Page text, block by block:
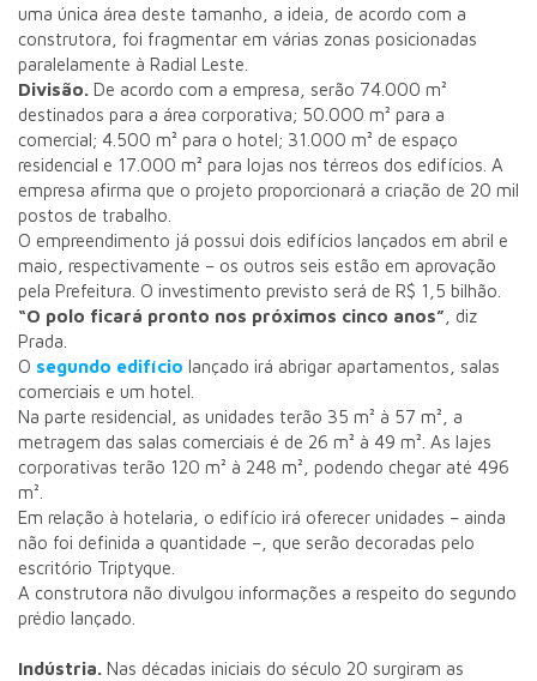
uma única área deste tamanho, a ideia, de acordo com a
construtora, foi fragmentar em várias zonas posicionadas
paralelamente à Radial Leste.
Divisão. De acordo com a empresa, serão 74.000 m²
destinados para a área corporativa; 50.000 m² para a
comercial; 4.500 m² para o hotel; 31.000 m² de espaço
residencial e 17.000 m² para lojas nos térreos dos edifícios. A
empresa afirma que o projeto proporcionará a criação de 20 mil
postos de trabalho.
O empreendimento já possui dois edifícios lançados em abril e
maio, respectivamente – os outros seis estão em aprovação
pela Prefeitura. O investimento previsto será de R$ 1,5 bilhão.
“O polo ficará pronto nos próximos cinco anos” , diz
Prada.
O segundo edifício lançado irá abrigar apartamentos, salas
comerciais e um hotel.
Na parte residencial, as unidades terão 35 m² à 57 m², a
metragem das salas comerciais é de 26 m² à 49 m². As lajes
corporativas terão 120 m² à 248 m², podendo chegar até 496
m².
Em relação à hotelaria, o edifício irá oferecer unidades – ainda
não foi definida a quantidade –, que serão decoradas pelo
escritório Triptyque.
A construtora não divulgou informações a respeito do segundo
prédio lançado.
Indústria. Nas décadas iniciais do século 20 surgiram as